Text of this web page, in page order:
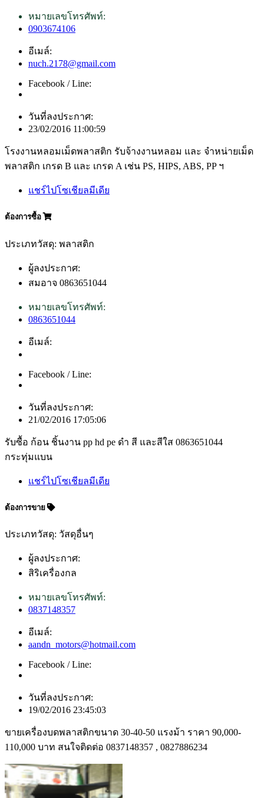
หมายเลขโทรศัพท์:
0903674106
อีเมล์:
nuch.2178@gmail.com
Facebook / Line:
วันที่ลงประกาศ:
23/02/2016 11:00:59
โรงงานหลอมเม็ดพลาสติก รับจ้างงานหลอม และ จำหน่ายเม็ด
พลาสติก เกรด B และ เกรด A เช่น PS, HIPS, ABS, PP ฯ
แชร์ไปโซเชียลมีเดีย
ต้องการซื้อ
ประเภทวัสดุ: พลาสติก
ผู้ลงประกาศ:
สมอาจ 0863651044
หมายเลขโทรศัพท์:
0863651044
อีเมล์:
Facebook / Line:
วันที่ลงประกาศ:
21/02/2016 17:05:06
รับซื้อ ก้อน ชิ้นงาน pp hd pe ดำ สี และสีใส 0863651044
กระทุ่มแบน
แชร์ไปโซเชียลมีเดีย
ต้องการขาย
ประเภทวัสดุ: วัสดุอื่นๆ
ผู้ลงประกาศ:
สิริเครื่องกล
หมายเลขโทรศัพท์:
0837148357
อีเมล์:
aandn_motors@hotmail.com
Facebook / Line:
วันที่ลงประกาศ:
19/02/2016 23:45:03
ขายเครื่องบดพลาสติกขนาด 30-40-50 แรงม้า ราคา 90,000-
110,000 บาท สนใจติดต่อ 0837148357 , 0827886234